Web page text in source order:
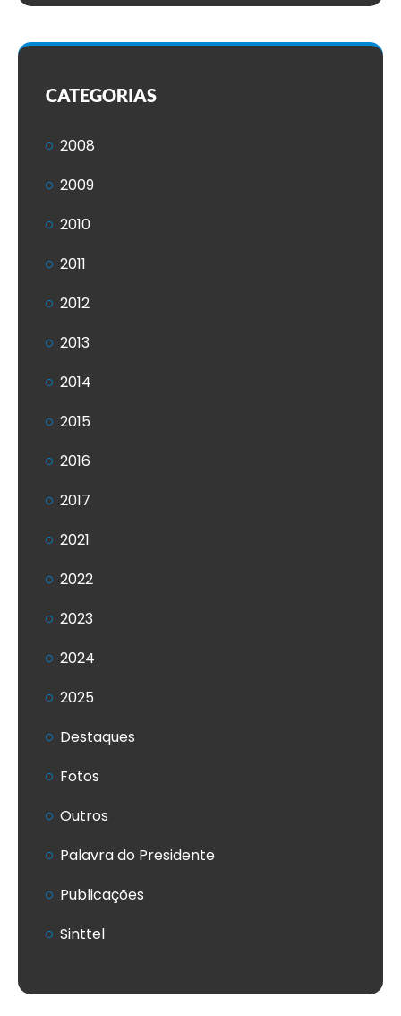
CATEGORIAS
2008
2009
2010
2011
2012
2013
2014
2015
2016
2017
2021
2022
2023
2024
2025
Destaques
Fotos
Outros
Palavra do Presidente
Publicações
Sinttel